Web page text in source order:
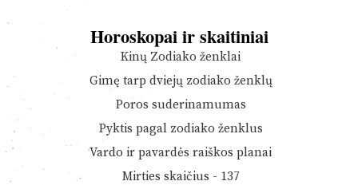
Horoskopai ir skaitiniai
Kinų Zodiako ženklai
Gimę tarp dviejų zodiako ženklų
Poros suderinamumas
Pyktis pagal zodiako ženklus
Vardo ir pavardės raiškos planai
Mirties skaičius - 137